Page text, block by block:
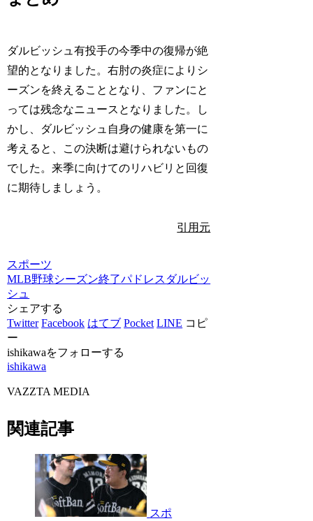
ダルビッシュ有投手の今季中の復帰が絶
望的となりました。右肘の炎症によりシ
ーズンを終えることとなり、ファンにと
っては残念なニュースとなりました。し
かし、ダルビッシュ自身の健康を第一に
考えると、この決断は避けられないもの
でした。来季に向けてのリハビリと回復
に期待しましょう。
引用元
スポーツ
MLB野球シーズン終了パドレス ダルビッ
シュ
シェアする
Twitter Facebook はてブ Pocket LINE コピ
ー
ishikawaをフォローする
ishikawa
VAZZTA MEDIA
関連記事
スポ